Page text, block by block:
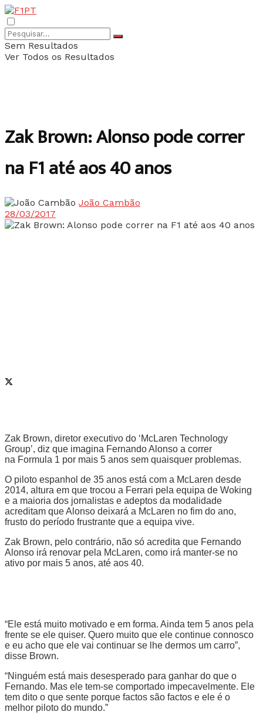
Sem Resultados
Ver Todos os Resultados
Zak Brown: Alonso pode correr
na F1 até aos 40 anos
João Cambão
28/03/2017
Zak Brown, diretor executivo do ‘McLaren Technology
Group’, diz que imagina Fernando Alonso a correr
na Formula 1 por mais 5 anos sem quaisquer problemas.
O piloto espanhol de 35 anos está com a McLaren desde
2014, altura em que trocou a Ferrari pela equipa de Woking
e a maioria dos jornalistas e adeptos da modalidade
acreditam que Alonso deixará a McLaren no fim do ano,
frusto do período frustrante que a equipa vive.
Zak Brown, pelo contrário, não só acredita que Fernando
Alonso irá renovar pela McLaren, como irá manter-se no
ativo por mais 5 anos, até aos 40.
“Ele está muito motivado e em forma. Ainda tem 5 anos pela
frente se ele quiser. Quero muito que ele continue connosco
e eu acho que ele vai continuar se lhe dermos um carro”,
disse Brown.
“Ninguém está mais desesperado para ganhar do que o
Fernando. Mas ele tem-se comportado impecavelmente. Ele
tem dito o que sente porque factos são factos e ele é o
melhor piloto do mundo.”